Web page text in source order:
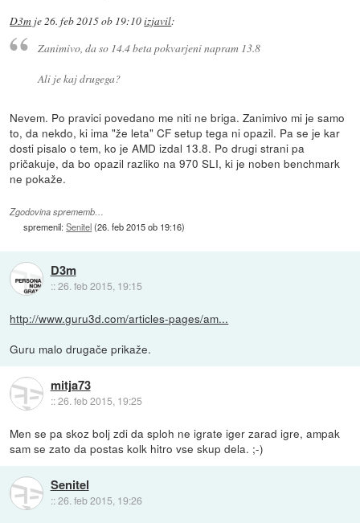
D3m je26. feb 2015 ob 19:10izjavil:
Zanimivo, da so 14.4 beta pokvarjeni napram 13.8
Ali je kaj drugega?
Nevem. Po pravici povedano me niti ne briga. Zanimivo mi je samo
to, da nekdo, ki ima "že leta" CF setup tega ni opazil. Pa se je kar
dosti pisalo o tem, ko je AMD izdal 13.8. Po drugi strani pa
pričakuje, da bo opazil razliko na 970 SLI, ki je noben benchmark
ne pokaže.
Zgodovina sprememb…
spremenil:Senitel(26. feb 2015 ob 19:16)
D3m
::26. feb 2015, 19:15
http://www.guru3d.com/articles-pages/am...
Guru malo drugače prikaže.
mitja73
::26. feb 2015, 19:25
Men se pa skoz bolj zdi da sploh ne igrate iger zarad igre, ampak
sam se zato da postas kolk hitro vse skup dela. ;-)
Senitel
::26. feb 2015, 19:26